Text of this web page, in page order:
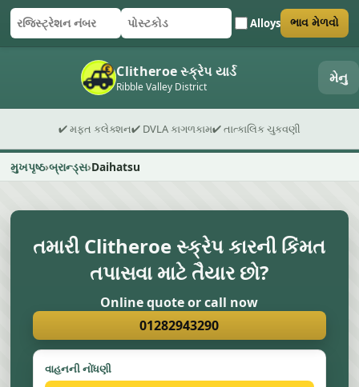
રજિસ્ટ્રેશન નંબર
પોસ્ટકોડ Alloys
ફોર્મ સબમિટ કરો ભાવ મેળવો
Clitheroe સ્ક્રેપ યાર્ડ
Ribble Valley District મેનુ
✔ મફત કલેક્શન✔ DVLA કાગળકામ✔ તાત્કાલિક ચુકવણી
મુખપૃષ્ઠ બ્રાન્ડ્સ Daihatsu
તમારી Clitheroe સ્ક્રેપ કારની કિંમત
તપાસવા માટે તૈયાર છો?
Online quote or call now
01282943290
વાહનની નોંધણી